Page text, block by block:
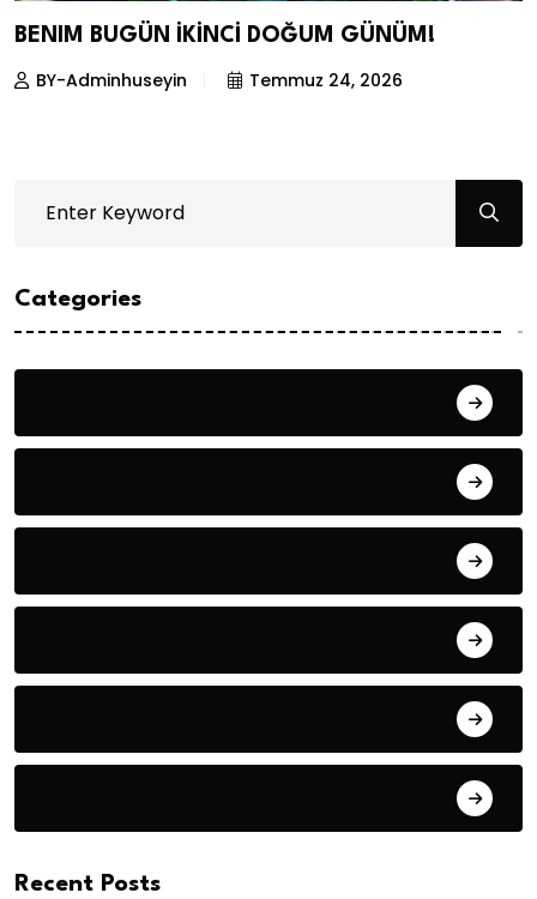
BENIM BUGÜN İKİNCİ DOĞUM GÜNÜM!
BY-Adminhuseyin Temmuz 24, 2026
Categories
Recent Posts